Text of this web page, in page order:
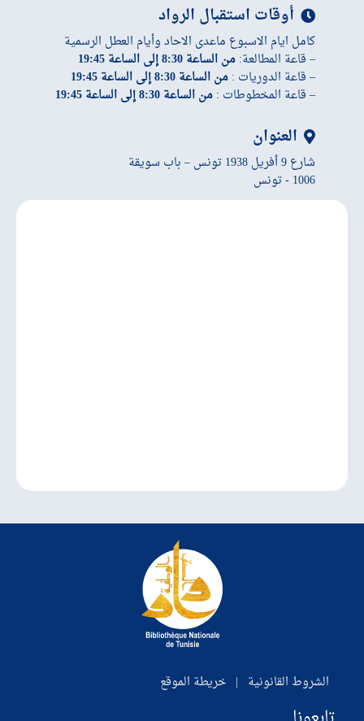
أوقات استقبال الرواد
كامل ايام الاسبوع ماعدى الاحاد وأيام العطل الرسمية
– قاعة المطالعة:من الساعة 8:30 إلى الساعة 19:45
– قاعة الدوريات :من الساعة 8:30 إلى الساعة 19:45
– قاعة المخطوطات :من الساعة 8:30 إلى الساعة 19:45
العنوان
شارع 9 أفريل 1938 تونس – باب سويقة
1006 - تونس
الشروط القانونية | خريطة الموقع